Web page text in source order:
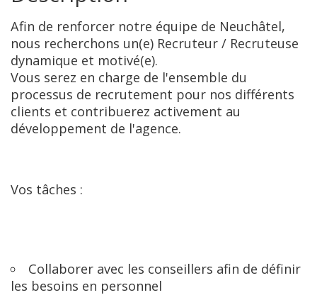
Afin de renforcer notre équipe de Neuchâtel,
nous recherchons un(e) Recruteur / Recruteuse
dynamique et motivé(e).
Vous serez en charge de l'ensemble du
processus de recrutement pour nos différents
clients et contribuerez activement au
développement de l'agence.
Vos tâches :
Collaborer avec les conseillers afin de définir
les besoins en personnel